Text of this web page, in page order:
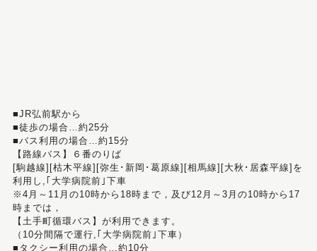
■JR弘前駅から
■徒歩の場合…約25分
■バス利用の場合…約15分
【路線バス】６番のりば
[駒越線][枯木平線][弥生･新岡･葛原線][相馬線][大秋･居森平線]を
利用し,｢大学病院前｣下車
※4月～11月の10時から18時まで，及び12月～3月の10時から17
時までは，
【土手町循環バス】が利用できます。
（10分間隔で運行,｢大学病院前｣下車）
■タクシー利用の場合…約10分